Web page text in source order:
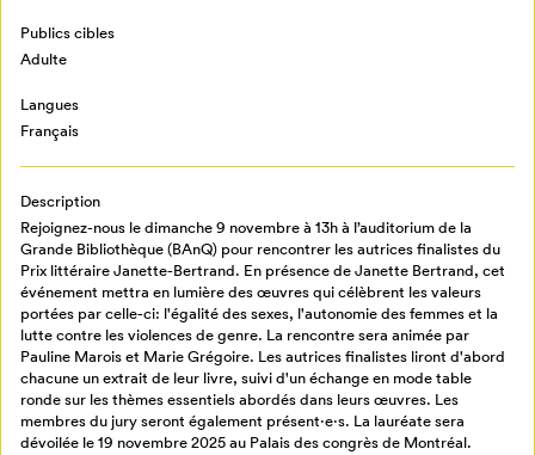
Mon Salon
Publics cibles
Adulte
Langues
Français
Description
Rejoignez-nous le dimanche 9 novembre à 13h à l’auditorium de la
Grande Bibliothèque (BAnQ) pour rencontrer les autrices finalistes du
Prix littéraire Janette-Bertrand. En présence de Janette Bertrand, cet
événement mettra en lumière des œuvres qui célèbrent les valeurs
portées par celle-ci: l'égalité des sexes, l'autonomie des femmes et la
lutte contre les violences de genre. La rencontre sera animée par
Pauline Marois et Marie Grégoire. Les autrices finalistes liront d'abord
chacune un extrait de leur livre, suivi d'un échange en mode table
ronde sur les thèmes essentiels abordés dans leurs œuvres. Les
membres du jury seront également présent·e·s. La lauréate sera
dévoilée le 19 novembre 2025 au Palais des congrès de Montréal.